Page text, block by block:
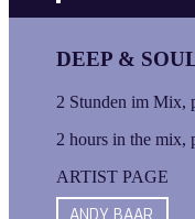
DEEP &
2 Stunden im Mix,
2 hours in the mix,
ARTIST PAGE